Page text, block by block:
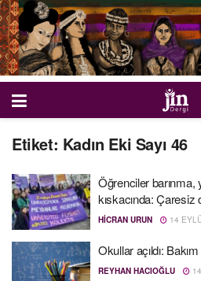
Etiket: Kadın Eki Sayı 46
Öğrenciler
kıskacında: Çaresiz
HICRAN URUN 14
Okullar açıldı:
REYHAN HACIOĞLU